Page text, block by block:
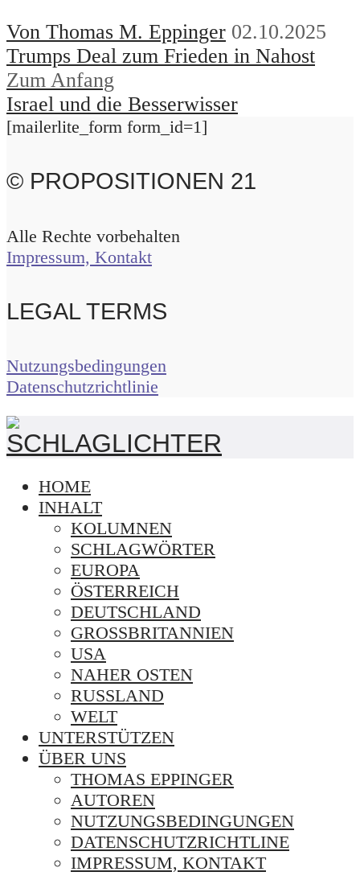
Von Thomas M. Eppinger 02.10.2025
Trumps Deal zum Frieden in Nahost
Zum Anfang
Israel und die Besserwisser
[mailerlite_form form_id=1]
© PROPOSITIONEN 21
Alle Rechte vorbehalten
Impressum, Kontakt
LEGAL TERMS
Nutzungsbedingungen
Datenschutzrichtlinie
HOME
INHALT
KOLUMNEN
SCHLAGWÖRTER
EUROPA
ÖSTERREICH
DEUTSCHLAND
GROSSBRITANNIEN
USA
NAHER OSTEN
RUSSLAND
WELT
UNTERSTÜTZEN
ÜBER UNS
THOMAS EPPINGER
AUTOREN
NUTZUNGSBEDINGUNGEN
DATENSCHUTZRICHTLINE
IMPRESSUM, KONTAKT